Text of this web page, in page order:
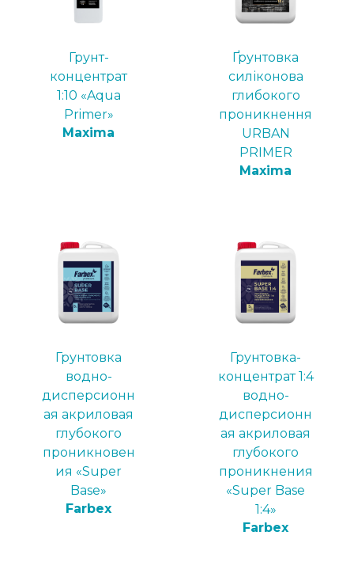
Грунт-
концентрат
1:10 «Aqua
Primer»
Maxima
Ґрунтовка
силіконова
глибокого
проникнення
URBAN
PRIMER
Maxima
Грунтовка
водно-
дисперсионн
ая акриловая
глубокого
проникновен
ия «Super
Base»
Farbex
Грунтовка-
концентрат 1:4
водно-
дисперсионн
ая акриловая
глубокого
проникнения
«Super Base
1:4»
Farbex